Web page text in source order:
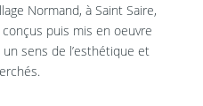
Normand, à Saint Saire,
puis mis en oeuvre
sens de l’esthétique et